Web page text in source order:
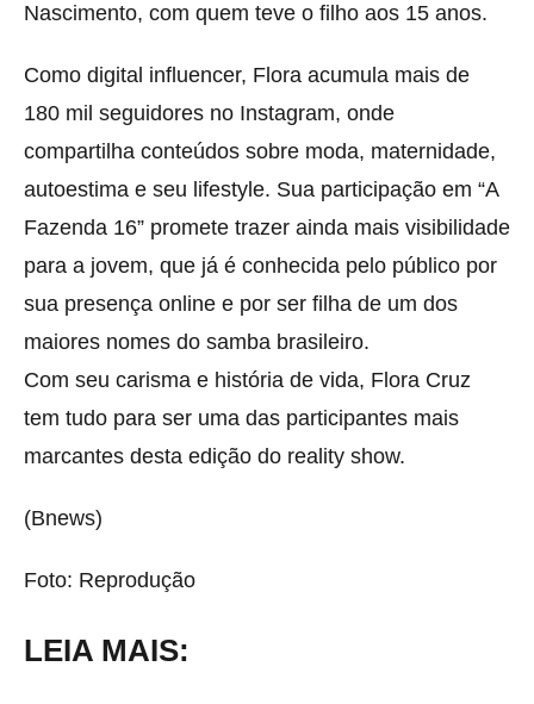
Nascimento, com quem teve o filho aos 15 anos.
Como digital influencer, Flora acumula mais de
180 mil seguidores no Instagram, onde
compartilha conteúdos sobre moda, maternidade,
autoestima e seu lifestyle. Sua participação em “A
Fazenda 16” promete trazer ainda mais visibilidade
para a jovem, que já é conhecida pelo público por
sua presença online e por ser filha de um dos
maiores nomes do samba brasileiro.
Com seu carisma e história de vida, Flora Cruz
tem tudo para ser uma das participantes mais
marcantes desta edição do reality show.
(Bnews)
Foto: Reprodução
LEIA MAIS: